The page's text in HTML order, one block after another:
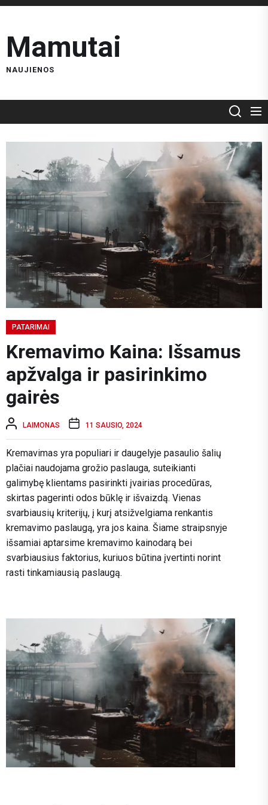
Skip
the
content
Mamutai
NAUJIENOS
PATARIMAI
Kremavimo Kaina: Išsamus
apžvalga ir pasirinkimo
gairės
LAIMONAS 11 SAUSIO, 2024
Kremavimas yra populiari ir daugelyje pasaulio šalių
plačiai naudojama grožio paslauga, suteikianti
galimybę klientams pasirinkti įvairias procedūras,
skirtas pagerinti odos būklę ir išvaizdą. Vienas
svarbiausių kriterijų, į kurį atsižvelgiama renkantis
kremavimo paslaugą, yra jos kaina. Šiame straipsnyje
išsamiai aptarsime kremavimo kainodarą bei
svarbiausius faktorius, kuriuos būtina įvertinti norint
rasti tinkamiausią paslaugą.